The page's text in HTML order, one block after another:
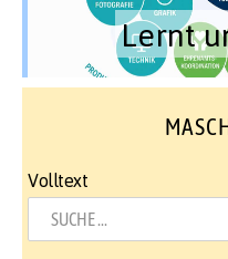
Lernt
Volltext